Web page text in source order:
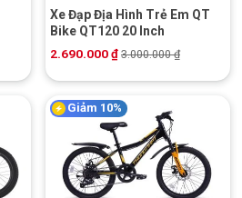
Xe Đạp Địa Hình Trẻ Em QT
Bike QT120 20 Inch
2.690.000₫ 3.000.000₫
Giảm 10%